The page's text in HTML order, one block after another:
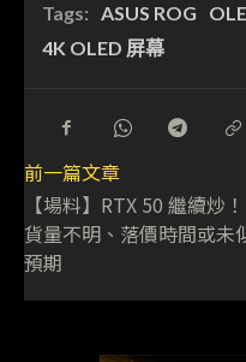
Tags: ASUS ROG
4K OLED 屏幕
前一篇文章
【場料】RTX 50 繼續炒！
貨量不明、落價時間或未
預期